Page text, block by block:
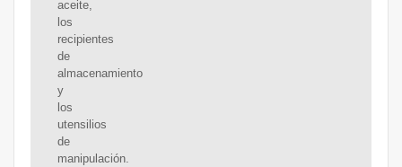
aceite,
los
recipientes
de
almacenamiento
y
los
utensilios
de
manipulación.